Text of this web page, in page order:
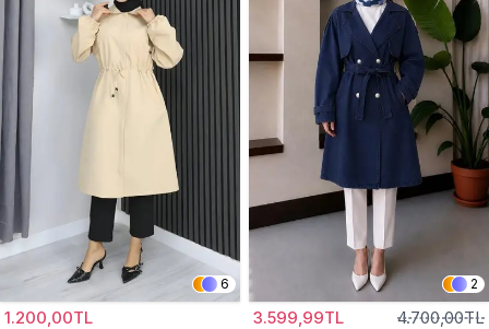
6
1.200,00TL
2
3.599,99TL 4.700,00TL